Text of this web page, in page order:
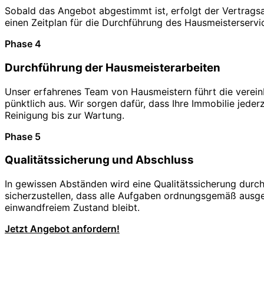
Sobald das Angebot abgestimmt ist, erfolgt der
einen Zeitplan für die Durchführung des
Phase 4
Durchführung der Hausmeisterarbeiten
Unser erfahrenes Team von Hausmeistern führt die
pünktlich aus. Wir sorgen dafür, dass Ihre Immobilie
Reinigung bis zur Wartung.
Phase 5
Qualitätssicherung und Abschluss
In gewissen Abständen wird eine Qualitätssicherung
sicherzustellen, dass alle Aufgaben ordnungsgemäß
einwandfreiem Zustand bleibt.
Jetzt Angebot anfordern!